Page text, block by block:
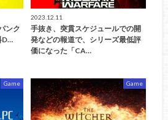
ンク
D…
2023.12.11
手抜き、突貫スケジュールでの開
発などの報道で、シリーズ最低評
価になった「CA…
Game Game